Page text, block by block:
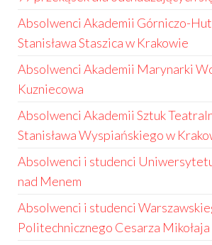
Absolwenci Akademii Górniczo-
Stanisława Staszica w Krakowie
Absolwenci Akademii Marynarki
Kuzniecowa
Absolwenci Akademii Sztuk
Stanisława Wyspiańskiego w
Absolwenci i studenci
nad Menem
Absolwenci i studenci
Politechnicznego Cesarza Mikołaja